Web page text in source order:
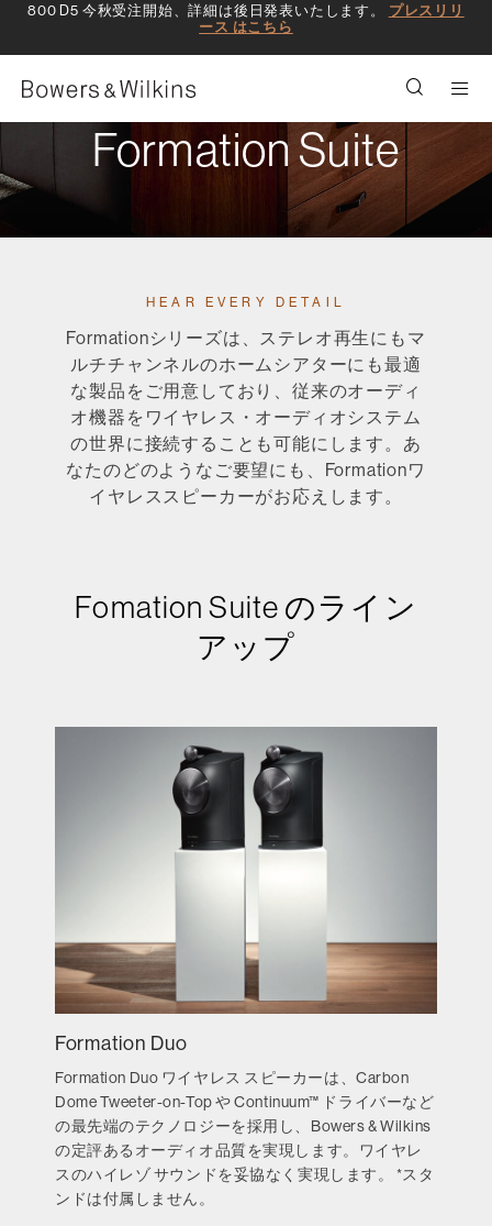
800 D5 今秋受注開始、詳細は後日発表いたします。 プレスリリ
ース はこちら
Formation Suite
HEAR EVERY DETAIL
Formationシリーズは、ステレオ再生にもマ
ルチチャンネルのホームシアターにも最適
な製品をご用意しており、従来のオーディ
オ機器をワイヤレス・オーディオシステム
の世界に接続することも可能にします。あ
なたのどのようなご要望にも、Formationワ
イヤレススピーカーがお応えします。
Fomation Suite のライン
アップ
Formation Duo
Formation Duo ワイヤレス スピーカーは、Carbon
Dome Tweeter-on-Top や Continuum™ ドライバーなど
の最先端のテクノロジーを採用し、Bowers & Wilkins
の定評あるオーディオ品質を実現します。ワイヤレ
スのハイレゾ サウンドを妥協なく実現します。 *スタ
ンドは付属しません。